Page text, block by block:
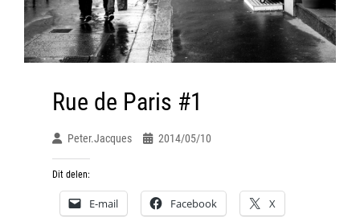
Rue de Paris #1
Peter.jacques 2014/05/10
Dit delen:
E-mail Facebook X